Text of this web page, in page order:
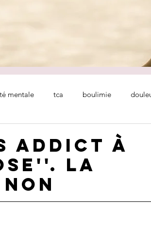
mentale tca boulimie
addict à
La